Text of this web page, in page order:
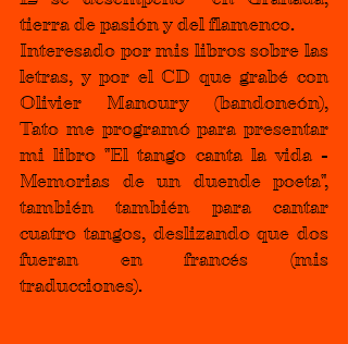
tierra de pasión y del flamenco.
Interesado por mis libros sobre las
letras, y por el CD que grabé con
Olivier Manoury (bandoneón),
Tato me programó para presentar
mi libro "El tango canta la vida -
Memorias de un duende poeta",
también también para cantar
cuatro tangos, deslizando que dos
fueran en francés (mis
traducciones).